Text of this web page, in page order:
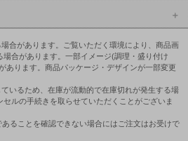
合があります。ご覧いただく環境により、商品画
合があります。一部イメージ(調理・盛り付け
あります。商品パッケージ・デザインが一部変更
いるため、在庫が流動的で在庫切れが発生する場
ルの手続きを取らせていただくことがございま
ることを確認できない場合にはご注文はお受けで